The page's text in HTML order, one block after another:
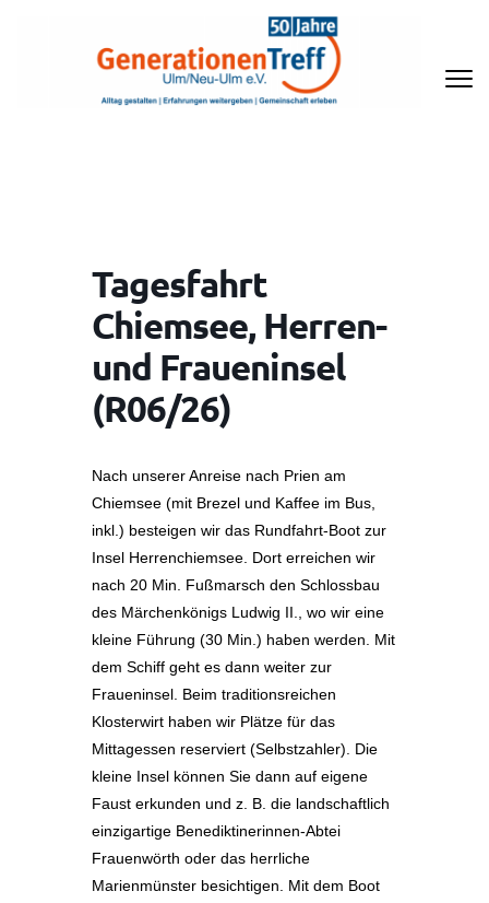
Tagesfahrt
Chiemsee, Herren-
und Fraueninsel
(R06/26)
Nach unserer Anreise nach Prien am
Chiemsee (mit Brezel und Kaffee im Bus,
inkl.) besteigen wir das Rundfahrt-Boot zur
Insel Herrenchiemsee. Dort erreichen wir
nach 20 Min. Fußmarsch den Schlossbau
des Märchenkönigs Ludwig II., wo wir eine
kleine Führung (30 Min.) haben werden. Mit
dem Schiff geht es dann weiter zur
Fraueninsel. Beim traditionsreichen
Klosterwirt haben wir Plätze für das
Mittagessen reserviert (Selbstzahler). Die
kleine Insel können Sie dann auf eigene
Faust erkunden und z. B. die landschaftlich
einzigartige Benediktinerinnen-Abtei
Frauenwörth oder das herrliche
Marienmünster besichtigen. Mit dem Boot